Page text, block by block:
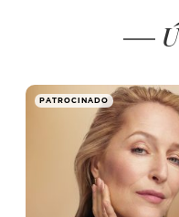
PATROCINADO